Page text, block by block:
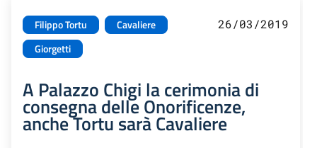
Filippo Tortu
Cavaliere
Giorgetti
26/03/2019
A Palazzo Chigi la cerimonia di
consegna delle Onorificenze,
anche Tortu sarà Cavaliere